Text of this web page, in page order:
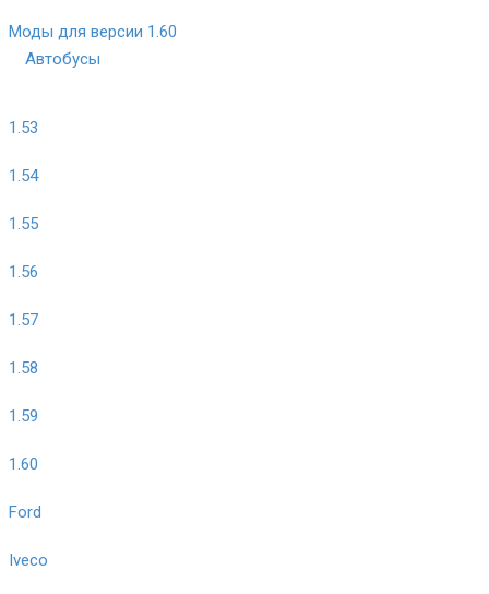
Моды для версии 1.60
Автобусы
1.53
1.54
1.55
1.56
1.57
1.58
1.59
1.60
Ford
Iveco